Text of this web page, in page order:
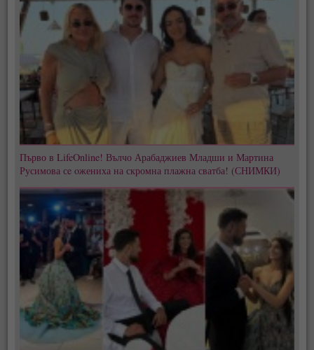
Първо в LifeOnline! Вълчо Арабаджиев Младши и Мартина
Русимова сe oжениха на скромна плажна сватба! (СНИМКИ)